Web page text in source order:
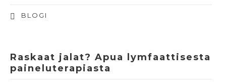
BLOGI
Raskaat jalat? Apua lymfaattisesta
paineluterapiasta